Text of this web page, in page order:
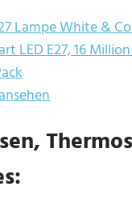
Lampe White &
LED E27, 16